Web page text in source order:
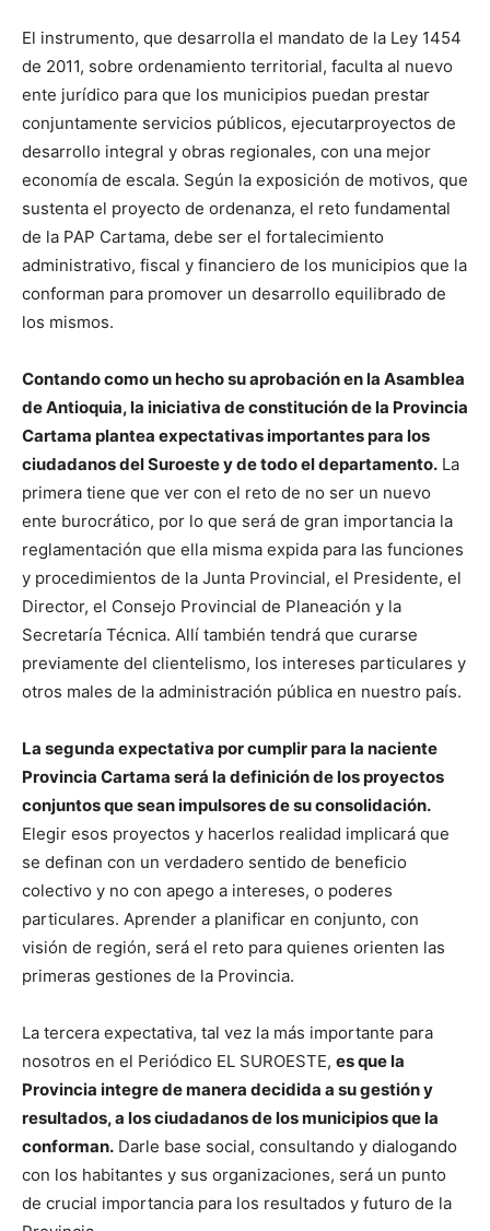
El instrumento, que desarrolla el mandato de la Ley 1454
de 2011, sobre ordenamiento territorial, faculta al nuevo
ente jurídico para que los municipios puedan prestar
conjuntamente servicios públicos, ejecutarproyectos de
desarrollo integral y obras regionales, con una mejor
economía de escala. Según la exposición de motivos, que
sustenta el proyecto de ordenanza, el reto fundamental
de la PAP Cartama, debe ser el fortalecimiento
administrativo, fiscal y financiero de los municipios que la
conforman para promover un desarrollo equilibrado de
los mismos.
Contando como un hecho su aprobación en la Asamblea
de Antioquia, la iniciativa de constitución de la Provincia
Cartama plantea expectativas importantes para los
ciudadanos del Suroeste y de todo el departamento. La
primera tiene que ver con el reto de no ser un nuevo
ente burocrático, por lo que será de gran importancia la
reglamentación que ella misma expida para las funciones
y procedimientos de la Junta Provincial, el Presidente, el
Director, el Consejo Provincial de Planeación y la
Secretaría Técnica. Allí también tendrá que curarse
previamente del clientelismo, los intereses particulares y
otros males de la administración pública en nuestro país.
La segunda expectativa por cumplir para la naciente
Provincia Cartama será la definición de los proyectos
conjuntos que sean impulsores de su consolidación.
Elegir esos proyectos y hacerlos realidad implicará que
se definan con un verdadero sentido de beneficio
colectivo y no con apego a intereses, o poderes
particulares. Aprender a planificar en conjunto, con
visión de región, será el reto para quienes orienten las
primeras gestiones de la Provincia.
La tercera expectativa, tal vez la más importante para
nosotros en el Periódico EL SUROESTE, es que la
Provincia integre de manera decidida a su gestión y
resultados, a los ciudadanos de los municipios que la
conforman. Darle base social, consultando y dialogando
con los habitantes y sus organizaciones, será un punto
de crucial importancia para los resultados y futuro de la